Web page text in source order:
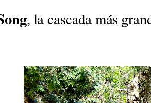
, la cascada más